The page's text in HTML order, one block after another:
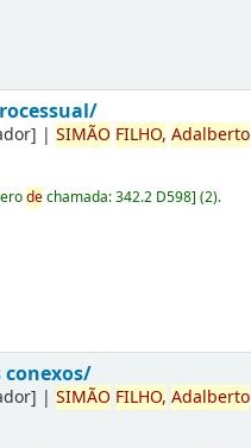
|SIMÃO FILHO, Adalberto
dechamada:342.2 D598](2).
conexos/
|SIMÃO FILHO, Adalberto